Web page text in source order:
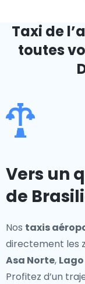
Taxi de
toutes
Vers un
de
Nos taxis
directement les
Asa Norte, Lago
Profitez d’un